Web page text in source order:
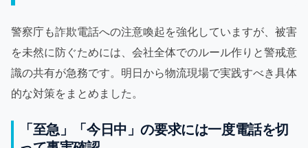
警察庁も詐欺電話への注意喚起を強化していますが、被害
を未然に防ぐためには、会社全体でのルール作りと警戒意
識の共有が急務です。明日から物流現場で実践すべき具体
的な対策をまとめました。
「至急」「今日中」の要求には一度電話を切